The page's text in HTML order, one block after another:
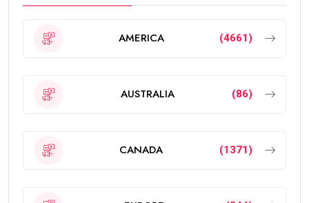
AMERICA (4661)
AUSTRALIA (86)
CANADA (1371)